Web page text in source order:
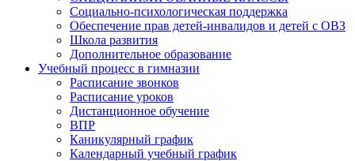
Социально-психологическая поддержка
Обеспечение прав детей-инвалидов и детей с ОВЗ
Школа развития
Дополнительное образование
Учебный процесс в гимназии
Расписание звонков
Расписание уроков
Дистанционное обучение
ВПР
Каникулярный график
Календарный учебный график